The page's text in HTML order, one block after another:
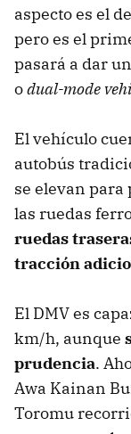
aspecto es el
pero es el
pasará a dar
odual-mode
El vehículo
autobús
se elevan
las ruedas
ruedas
tracción
El DMV es
km/h, aunque
prudencia.
Awa Kainan
Toromu